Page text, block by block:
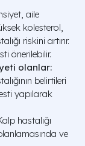
aile
kolesterol,
riskini artırır.
önerilebilir.
olanlar:
belirtileri
yapılarak
hastalığı
ve